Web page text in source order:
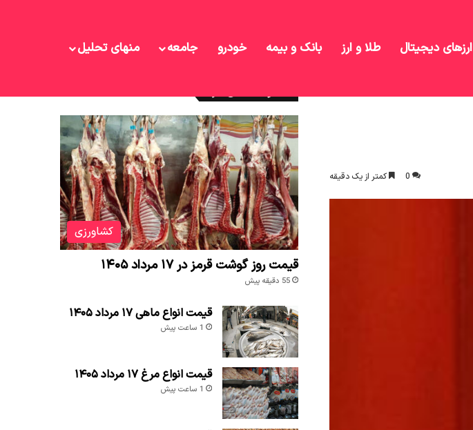
ارزهای دیجیتال طلا و ارز بانک و بیمه خودرو جامعه منهای تحلیل
0 کمتر از یک دقیقه
کشاورزی
قیمت روز گوشت قرمز در ۱۷ مرداد ۱۴۰۵
55 دقیقه پیش
قیمت انواع ماهی ۱۷ مرداد ۱۴۰۵
1 ساعت پیش
قیمت انواع مرغ ۱۷ مرداد ۱۴۰۵
1 ساعت پیش